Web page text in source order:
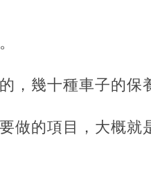
，幾十種車子的保
做的項目，大概就